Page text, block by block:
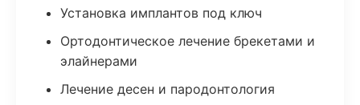
Установка имплантов под ключ
Ортодонтическое лечение брекетами и
элайнерами
Лечение десен и пародонтология